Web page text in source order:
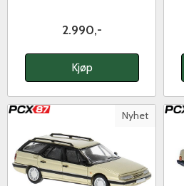
2.990,-
Kjøp
Nyhet